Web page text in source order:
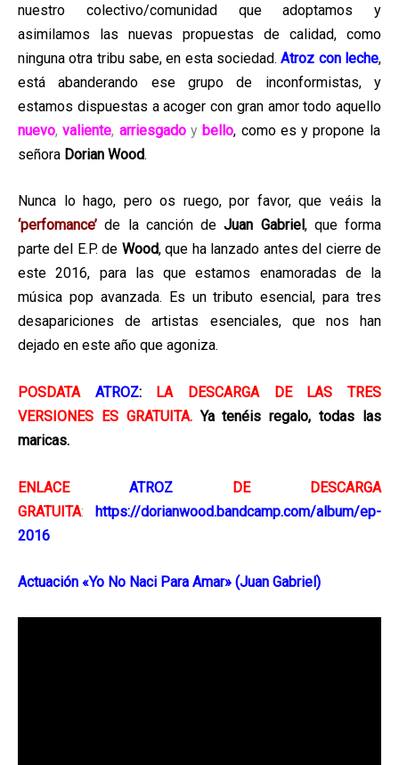
nuestro colectivo/comunidad que adoptamos y
asimilamos las nuevas propuestas de calidad, como
ninguna otra tribu sabe, en esta sociedad. Atroz con leche,
está abanderando ese grupo de inconformistas, y
estamos dispuestas a acoger con gran amor todo aquello
nuevo,valiente, arriesgadoybello, como es y propone la
señora Dorian Wood.
Nunca lo hago, pero os ruego, por favor, que veáis la
‘perfomance’ de la canción deJuan Gabriel , que forma
parte del E.P. de Wood, que ha lanzado antes del cierre de
este 2016, para las que estamos enamoradas de la
música pop avanzada. Es un tributo esencial, para tres
desapariciones de artistas esenciales, que nos han
dejado en este año que agoniza.
POSDATA ATROZ:LA DESCARGA DE LAS TRES
VERSIONES ES GRATUITA.Ya tenéis regalo, todas las
maricas.
ENLACE ATROZ DE DESCARGA
GRATUITA: https://dorianwood.bandcamp.com/album/ep-
2016
Actuación «Yo No Naci Para Amar» (Juan Gabriel)